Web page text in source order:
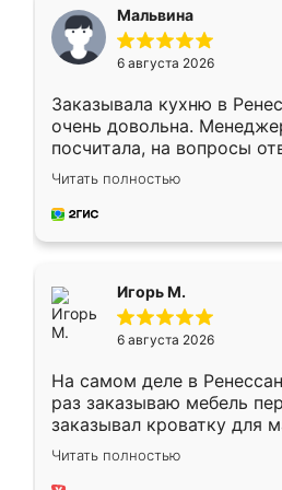
Мальвина
6 августа 2026
Заказывала кухню в
очень довольна.
посчитала, на вопросы
Замерщик приехал в
делу со всей
за день, ребята работали
Читать полностью
Игорь М.
6 августа 2026
На самом деле в
раз заказываю мебель
заказывал кроватку для
ребёнка при его
заказал шкаф-купе. По
Читать полностью